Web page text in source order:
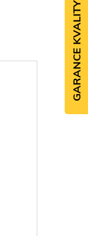
GARANCE KVALITY